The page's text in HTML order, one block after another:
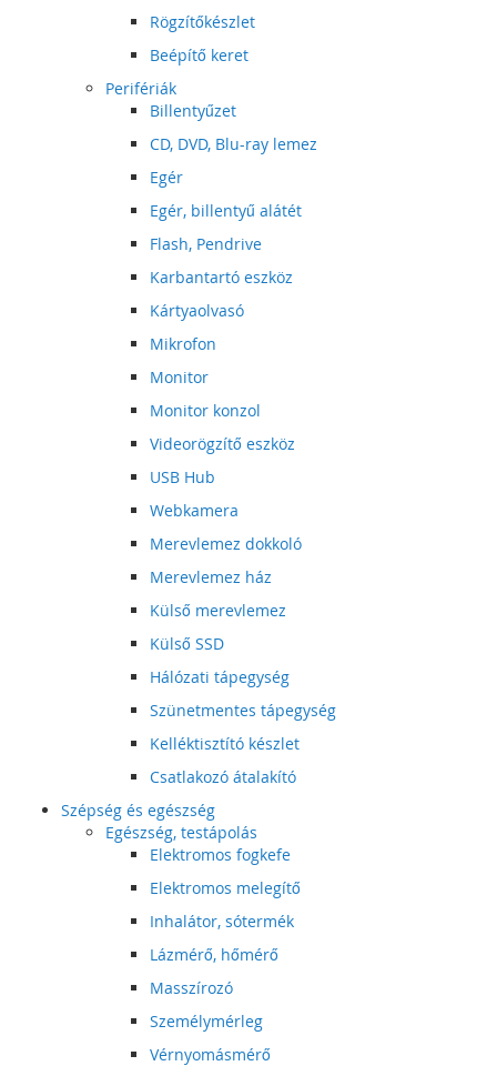
Rögzítőkészlet
Beépítő keret
Perifériák
Billentyűzet
CD, DVD, Blu-ray lemez
Egér
Egér, billentyű alátét
Flash, Pendrive
Karbantartó eszköz
Kártyaolvasó
Mikrofon
Monitor
Monitor konzol
Videorögzítő eszköz
USB Hub
Webkamera
Merevlemez dokkoló
Merevlemez ház
Külső merevlemez
Külső SSD
Hálózati tápegység
Szünetmentes tápegység
Kelléktisztító készlet
Csatlakozó átalakító
Szépség és egészség
Egészség, testápolás
Elektromos fogkefe
Elektromos melegítő
Inhalátor, sótermék
Lázmérő, hőmérő
Masszírozó
Személymérleg
Vérnyomásmérő